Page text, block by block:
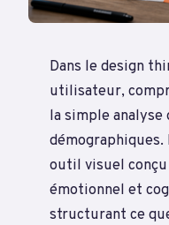
Dans le design
utilisateur,
la simple analyse
démographiques.
outil visuel
émotionnel et
structurant ce